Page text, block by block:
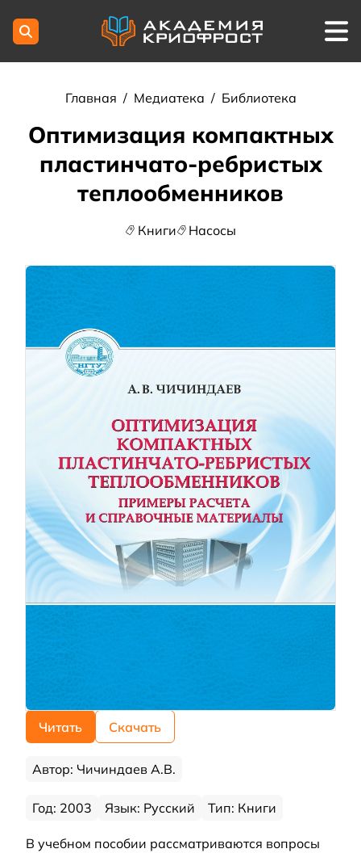
Главная / Медиатека / Библиотека
Оптимизация компактных
пластинчато-ребристых
теплообменников
Книги Насосы
Читать Скачать
Автор: Чичиндаев А.В.
Год: 2003 Язык: Русский Тип: Книги
В учебном пособии рассматриваются вопросы